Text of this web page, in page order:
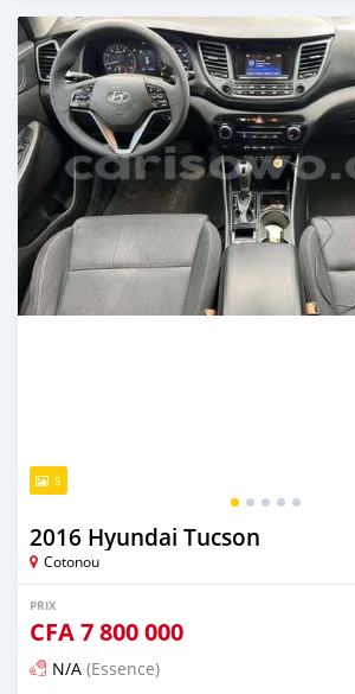
Publié il y a 6 mois
5
2016 Hyundai Tucson
Cotonou
PRIX
CFA7 800 000
N/A (Essence)